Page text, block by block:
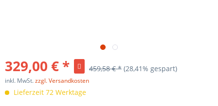
329,00 € * 459,58 € * (28,41% gespart)
inkl. MwSt.zzgl. Versandkosten
Lieferzeit 72 Werktage